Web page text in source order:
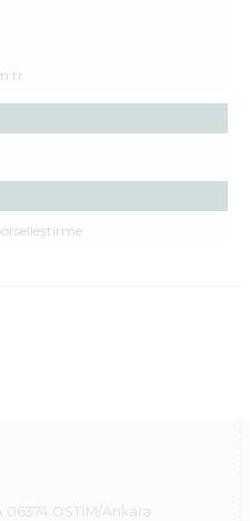
06374 OSTİM/Ankara